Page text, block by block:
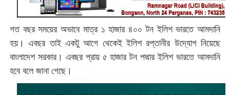
গত বছর সময়ের অভাবে মাত্র ১ হাজার ৪০০ টন ইলিশ ভারতে আমদানি
হয়। এবছর তাই একটু আগে থেকেই ইলিশ রপ্তানীর উদ্যোগ নিয়েছে
বাংলাদেশ সরকার। এবছর প্রায় ৫ হাজার টন পদ্মার ইলিশ ভারতে আমদানি
হবে বলে জানা গেছে।